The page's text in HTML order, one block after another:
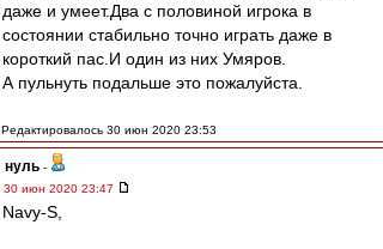
даже и умеет.Два с половиной игрока в
состоянии стабильно точно играть даже в
короткий пас.И один из них Умяров.
А пульнуть подальше это пожалуйста.
Редактировалось 30 июн 2020 23:53
нуль -
30 июн 2020 23:47
Navy-S,